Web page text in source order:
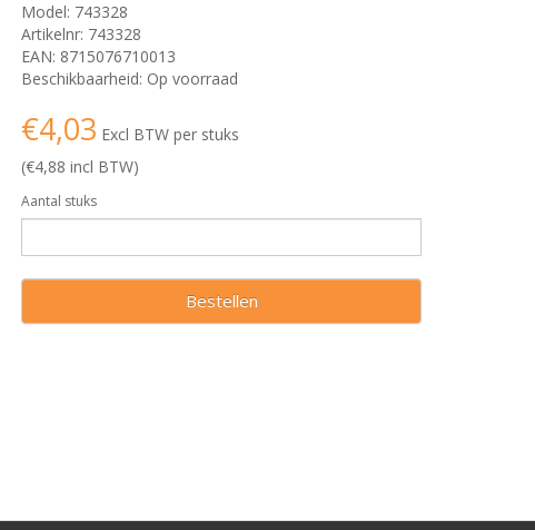
Model: 743328
Artikelnr: 743328
EAN: 8715076710013
Beschikbaarheid: Op voorraad
€4,03 Excl BTW per stuks
(€4,88 incl BTW)
Aantal stuks
Bestellen